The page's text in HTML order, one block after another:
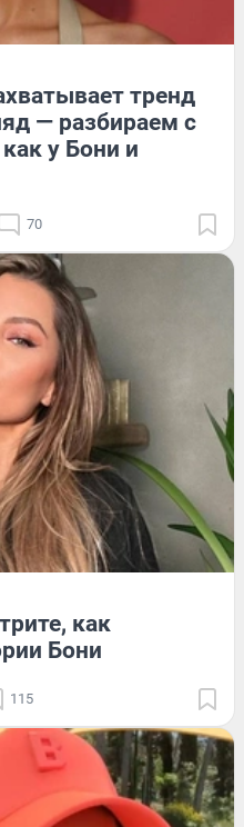
тренд
— разбираем с
у Бони и
70
как
Бони
115